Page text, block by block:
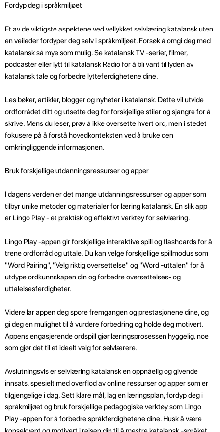
Fordyp deg i språkmiljøet
Et av de viktigste aspektene ved vellykket selvlæring katalansk uten
en veileder fordyper deg selv i språkmiljøet. Forsøk å omgi deg med
katalansk så mye som mulig. Se katalansk TV -serier, filmer,
podcaster eller lytt til katalansk Radio for å bli vant til lyden av
katalansk tale og forbedre lytteferdighetene dine.
Les bøker, artikler, blogger og nyheter i katalansk. Dette vil utvide
ordforrådet ditt og utsette deg for forskjellige stiler og sjangre for å
skrive. Mens du leser, prøv å ikke oversette hvert ord, men i stedet
fokusere på å forstå hovedkonteksten ved å bruke den
omkringliggende informasjonen.
Bruk forskjellige utdanningsressurser og apper
I dagens verden er det mange utdanningsressurser og apper som
tilbyr unike metoder og materialer for læring katalansk. En slik app
er Lingo Play - et praktisk og effektivt verktøy for selvlæring.
Lingo Play -appen gir forskjellige interaktive spill og flashcards for å
trene ordforråd og uttale. Du kan velge forskjellige spillmodus som
"Word Pairing", "Velg riktig oversettelse" og "Word -uttalen" for å
utdype ordkunnskapen din og forbedre oversettelses- og
uttalelsesferdigheter.
Videre lar appen deg spore fremgangen og prestasjonene dine, og
gi deg en mulighet til å vurdere forbedring og holde deg motivert.
Appens engasjerende ordspill gjør læringsprosessen hyggelig, noe
som gjør det til et ideelt valg for selvlærere.
Avslutningsvis er selvlæring katalansk en oppnåelig og givende
innsats, spesielt med overflod av online ressurser og apper som er
tilgjengelige i dag. Sett klare mål, lag en læringsplan, fordyp deg i
språkmiljøet og bruk forskjellige pedagogiske verktøy som Lingo
Play -appen for å forbedre språkferdighetene dine. Husk å være